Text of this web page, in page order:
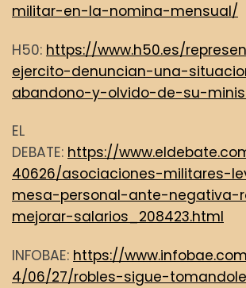
militar-en-la-nomina-mensual/
H50: https://www.h50.es/
ejercito-denuncian-una-
abandono-y-olvido-de-su-
EL
DEBATE: https://
40626/asociaciones-militares-
mesa-personal-ante-negativa-
mejorar-salarios_208423.html
INFOBAE: https://
4/06/27/robles-sigue-